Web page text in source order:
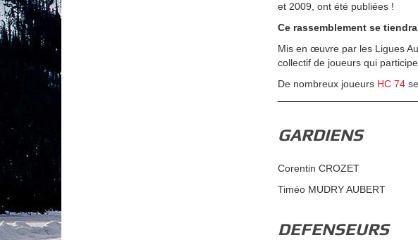
et 2009, ont été publiées !
Ce rassemblement se
Mis en œuvre par les Ligues
collectif de joueurs qui
De nombreux joueurs HC 74
GARDIENS
Corentin CROZET
Timéo MUDRY AUBERT
DEFENSEURS